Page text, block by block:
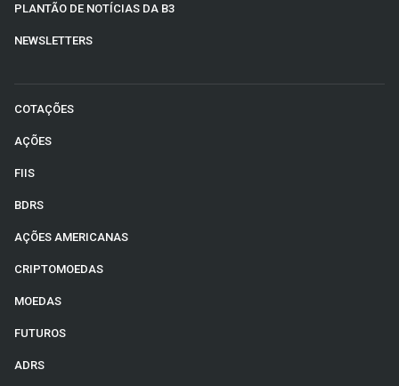
PLANTÃO DE NOTÍCIAS DA B3
NEWSLETTERS
COTAÇÕES
AÇÕES
FIIS
BDRS
AÇÕES AMERICANAS
CRIPTOMOEDAS
MOEDAS
FUTUROS
ADRS